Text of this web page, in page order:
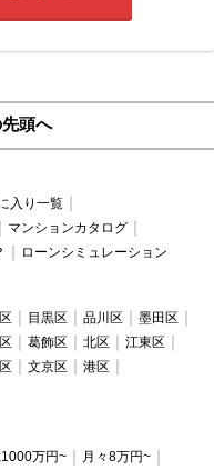
頭へ
入り一覧
マンションカタログ
ローンシミュレーション
目黒区 品川区
墨田区
葛飾区 北区
江東区
文京区
港区
万円~
月々8万円~